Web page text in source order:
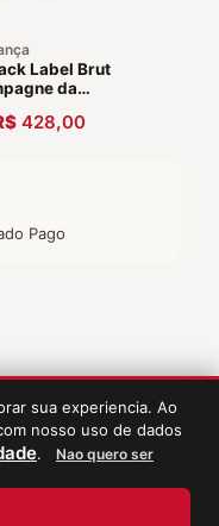
Label Brut
da
428,00
Pago
sua experiencia. Ao
nosso uso de dados
.
Nao quero ser
Vinhos